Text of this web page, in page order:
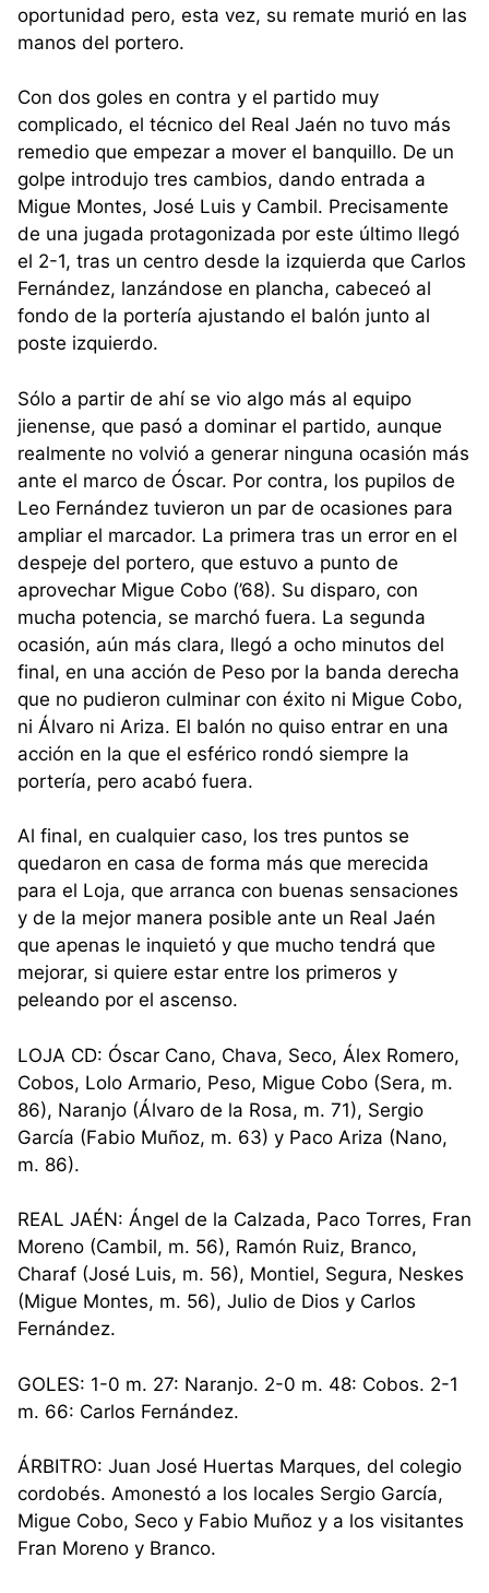
oportunidad pero, esta vez, su remate murió en las
manos del portero.
Con dos goles en contra y el partido muy
complicado, el técnico del Real Jaén no tuvo más
remedio que empezar a mover el banquillo. De un
golpe introdujo tres cambios, dando entrada a
Migue Montes, José Luis y Cambil. Precisamente
de una jugada protagonizada por este último llegó
el 2-1, tras un centro desde la izquierda que Carlos
Fernández, lanzándose en plancha, cabeceó al
fondo de la portería ajustando el balón junto al
poste izquierdo.
Sólo a partir de ahí se vio algo más al equipo
jienense, que pasó a dominar el partido, aunque
realmente no volvió a generar ninguna ocasión más
ante el marco de Óscar. Por contra, los pupilos de
Leo Fernández tuvieron un par de ocasiones para
ampliar el marcador. La primera tras un error en el
despeje del portero, que estuvo a punto de
aprovechar Migue Cobo (’68). Su disparo, con
mucha potencia, se marchó fuera. La segunda
ocasión, aún más clara, llegó a ocho minutos del
final, en una acción de Peso por la banda derecha
que no pudieron culminar con éxito ni Migue Cobo,
ni Álvaro ni Ariza. El balón no quiso entrar en una
acción en la que el esférico rondó siempre la
portería, pero acabó fuera.
Al final, en cualquier caso, los tres puntos se
quedaron en casa de forma más que merecida
para el Loja, que arranca con buenas sensaciones
y de la mejor manera posible ante un Real Jaén
que apenas le inquietó y que mucho tendrá que
mejorar, si quiere estar entre los primeros y
peleando por el ascenso.
LOJA CD: Óscar Cano, Chava, Seco, Álex Romero,
Cobos, Lolo Armario, Peso, Migue Cobo (Sera, m.
86), Naranjo (Álvaro de la Rosa, m. 71), Sergio
García (Fabio Muñoz, m. 63) y Paco Ariza (Nano,
m. 86).
REAL JAÉN: Ángel de la Calzada, Paco Torres, Fran
Moreno (Cambil, m. 56), Ramón Ruiz, Branco,
Charaf (José Luis, m. 56), Montiel, Segura, Neskes
(Migue Montes, m. 56), Julio de Dios y Carlos
Fernández.
GOLES: 1-0 m. 27: Naranjo. 2-0 m. 48: Cobos. 2-1
m. 66: Carlos Fernández.
ÁRBITRO: Juan José Huertas Marques, del colegio
cordobés. Amonestó a los locales Sergio García,
Migue Cobo, Seco y Fabio Muñoz y a los visitantes
Fran Moreno y Branco.